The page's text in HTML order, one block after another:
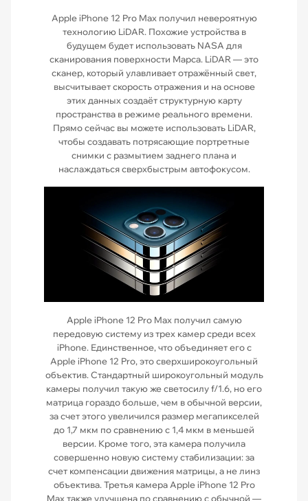
Apple iPhone 12 Pro Max получил невероятную
технологию LiDAR. Похожие устройства в
будущем будет использовать NASA для
сканирования поверхности Марса. LiDAR — это
сканер, который улавливает отражённый свет,
высчитывает скорость отражения и на основе
этих данных создаёт структурную карту
пространства в режиме реального времени.
Прямо сейчас вы можете использовать LiDAR,
чтобы создавать потрясающие портретные
снимки с размытием заднего плана и
наслаждаться сверхбыстрым автофокусом.
Apple iPhone 12 Pro Max получил самую
передовую систему из трех камер среди всех
iPhone. Единственное, что объединяет его с
Apple iPhone 12 Pro, это сверхширокоугольный
объектив. Стандартный широкоугольный модуль
камеры получил такую же светосилу f/1.6, но его
матрица гораздо больше, чем в обычной версии,
за счет этого увеличился размер мегапикселей
до 1,7 мкм по сравнению с 1,4 мкм в меньшей
версии. Кроме того, эта камера получила
совершенно новую систему стабилизации: за
счет компенсации движения матрицы, а не линз
объектива. Третья камера Apple iPhone 12 Pro
Max также улучшена по сравнению с обычной —